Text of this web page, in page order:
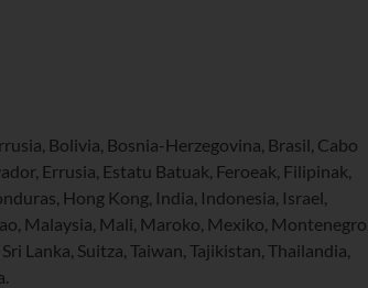
Bolivia, Bosnia-Herzegovina, Brasil, Cabo
Errusia, Estatu Batuak, Feroeak, Filipinak,
Hong Kong, India, Indonesia, Israel,
Malaysia, Mali, Maroko, Mexiko,
Lanka, Suitza, Taiwan, Tajikistan, Thailandia,